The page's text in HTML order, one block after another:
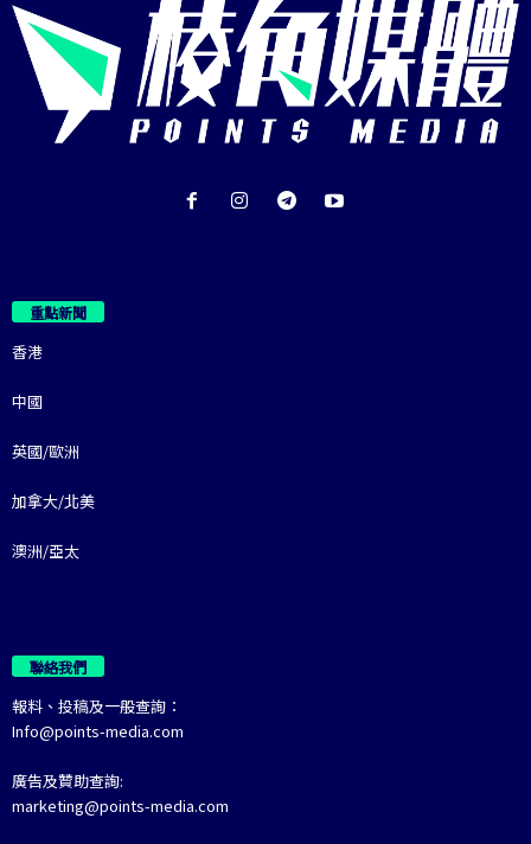
重點新聞
香港
中國
英國/歐洲
加拿大/北美
澳洲/亞太
聯絡我們
報料、投稿及一般查詢：
Info@points-media.com
廣告及贊助查詢:
marketing@points-media.com